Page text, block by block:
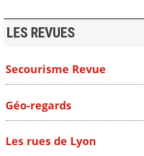
LES REVUES
Secourisme Revue
Géo-regards
Les rues de Lyon